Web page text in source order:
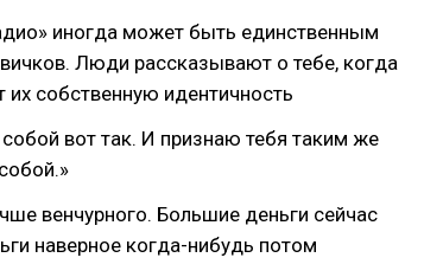
иногда может быть единственным
Люди рассказывают о тебе, когда
их собственную идентичность
собой вот так. И признаю тебя таким же
венчурного. Большие деньги сейчас
наверное когда-нибудь потом